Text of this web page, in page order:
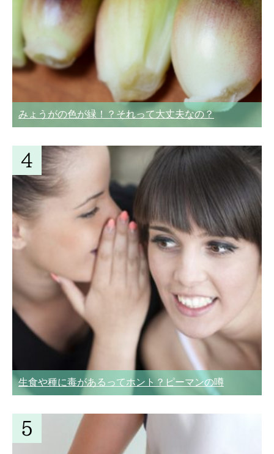
みょうがの色が緑！？それって大丈夫なの？
生食や種に毒があるってホント？ピーマンの噂